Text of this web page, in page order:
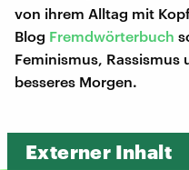
von ihrem Alltag mit
Blog Fremdwörterbuch
Feminismus, Rassismus
besseres Morgen.
Externer Inhalt